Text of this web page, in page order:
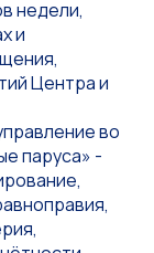
недели,
и
Центра и
во
паруса» -